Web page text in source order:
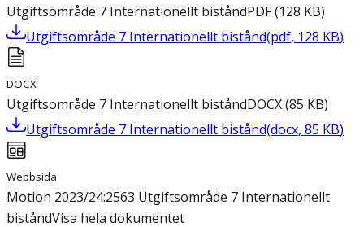
Utgiftsområde 7 Internationellt biståndPDF(128 KB)
Utgiftsområde 7 Internationellt bistånd(pdf, 128 KB)
DOCX
Utgiftsområde 7 Internationellt biståndDOCX(85 KB)
Utgiftsområde 7 Internationellt bistånd(docx, 85 KB)
Webbsida
Motion 2023/24:2563 Utgiftsområde 7 Internationellt
biståndVisa hela dokumentet